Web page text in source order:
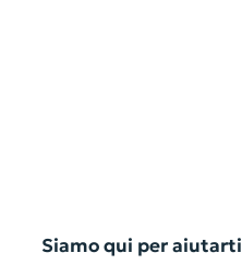
Siamo qui per aiutarti